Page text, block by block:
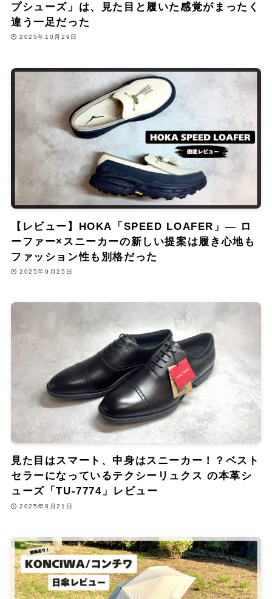
プシューズ」は、見た目と履いた感覚がまったく
違う一足だった
2025年10月29日
【レビュー】HOKA「SPEED LOAFER」— ロ
ーファー×スニーカーの新しい提案は履き心地も
ファッション性も別格だった
2025年9月25日
見た目はスマート、中身はスニーカー！？ベスト
セラーになっているテクシーリュクス の本革シ
ューズ「TU-7774」レビュー
2025年8月21日